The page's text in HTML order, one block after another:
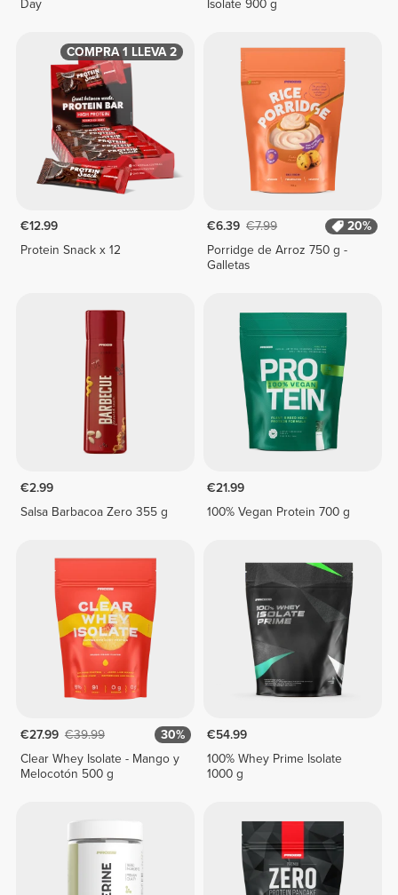
Day
Isolate 900 g
COMPRA 1 LLEVA 2
€12.99
Protein Snack x 12
€6.39 €7.99
20%
Porridge de Arroz 750 g -
Galletas
€2.99
Salsa Barbacoa Zero 355 g
€21.99
100% Vegan Protein 700 g
€27.99 €39.99
30%
Clear Whey Isolate - Mango y
Melocotón 500 g
€54.99
100% Whey Prime Isolate
1000 g